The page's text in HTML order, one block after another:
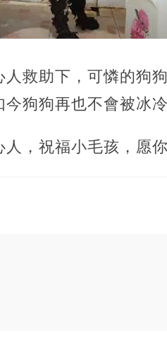
人救助下，可憐的狗
狗狗再也不會被冰
，祝福小毛孩，愿